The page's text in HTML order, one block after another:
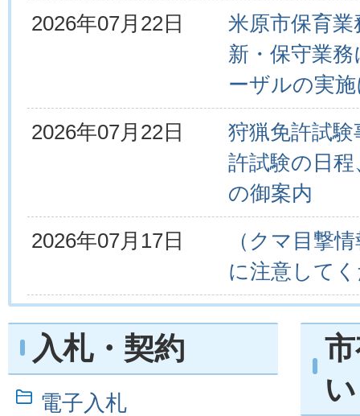
2026年07月22日
米原市保育
新・保守業
ーザルの実
2026年07月22日
狩猟免許試
許試験の日
の御案内
2026年07月17日
（クマ目撃
に注意して
入札・契約
電子入札
い